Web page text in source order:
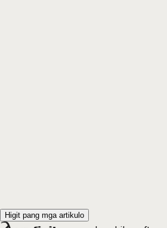
Higit pang mga artikulo